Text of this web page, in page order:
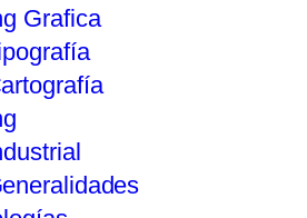
Grafica